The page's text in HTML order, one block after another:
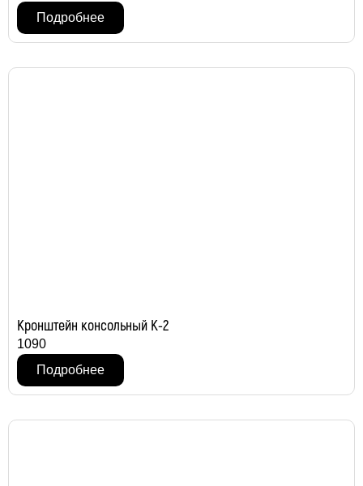
Подробнее
Кронштейн консольный К-2
1090
Подробнее